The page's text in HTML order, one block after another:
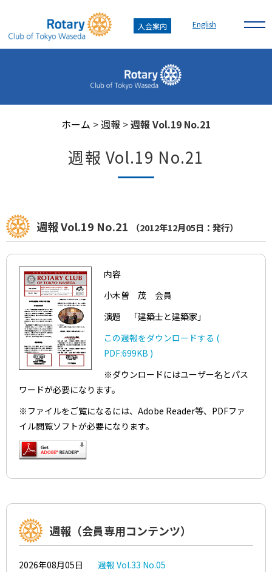
入会案内 English
ホーム > 週報 >週報 Vol.19 No.21
週報 Vol.19 No.21
週報 Vol.19 No.21 （2012年12月05日：発行）
内容
小木曽 茂 会員
演題 「建築士と建築家」
この週報をダウンロードする (
PDF:699KB )
※ダウンロードにはユーザー名とパス
ワードが必要になります。
※ファイルをご覧になるには、Adobe Reader等、PDFファ
イル閲覧ソフトが必要になります。
週報（会員専用コンテンツ）
2026年08月05日 週報 Vol.33 No.05